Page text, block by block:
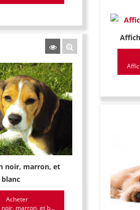
noir, marron, et
blanc
Acheter
marron, et b...